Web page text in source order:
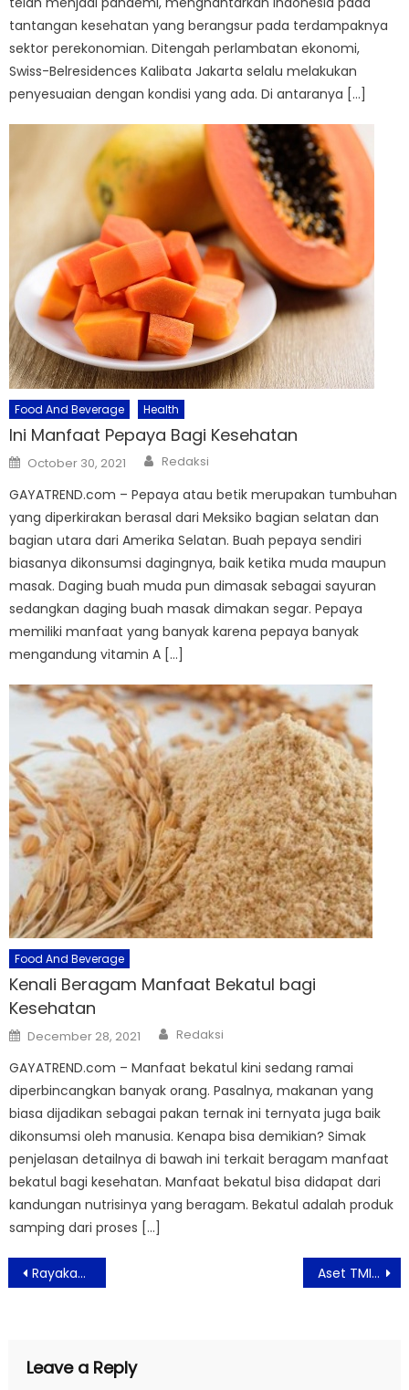
tantangan kesehatan yang berangsur pada terdampaknya
sektor perekonomian. Ditengah perlambatan ekonomi,
Swiss-Belresidences Kalibata Jakarta selalu melakukan
penyesuaian dengan kondisi yang ada. Di antaranya […]
Food And Beverage Health
Ini Manfaat Pepaya Bagi Kesehatan
Posted
on
October 30, 2021 Author
Redaksi
GAYATREND.com – Pepaya atau betik merupakan tumbuhan
yang diperkirakan berasal dari Meksiko bagian selatan dan
bagian utara dari Amerika Selatan. Buah pepaya sendiri
biasanya dikonsumsi dagingnya, baik ketika muda maupun
masak. Daging buah muda pun dimasak sebagai sayuran
sedangkan daging buah masak dimakan segar. Pepaya
memiliki manfaat yang banyak karena pepaya banyak
mengandung vitamin A […]
Food And Beverage
Kenali Beragam Manfaat Bekatul bagi
Kesehatan
Posted
on
December 28, 2021 Author
Redaksi
GAYATREND.com – Manfaat bekatul kini sedang ramai
diperbincangkan banyak orang. Pasalnya, makanan yang
biasa dijadikan sebagai pakan ternak ini ternyata juga baik
dikonsumsi oleh manusia. Kenapa bisa demikian? Simak
penjelasan detailnya di bawah ini terkait beragam manfaat
bekatul bagi kesehatan. Manfaat bekatul bisa didapat dari
kandungan nutrisinya yang beragam. Bekatul adalah produk
samping dari proses […]
Post
navigation
Rayakan ke-6 Tahun The 101 Bogor Suryakancana Berbagi Susu Untuk Balita Kurang Gizi Aset TMII Diambil Alih Pemerintah
Leave a Reply